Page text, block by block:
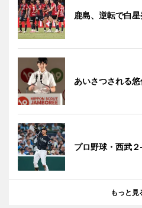
鹿島、逆転で白
あいさつされる悠
プロ野球・西武
もっと見